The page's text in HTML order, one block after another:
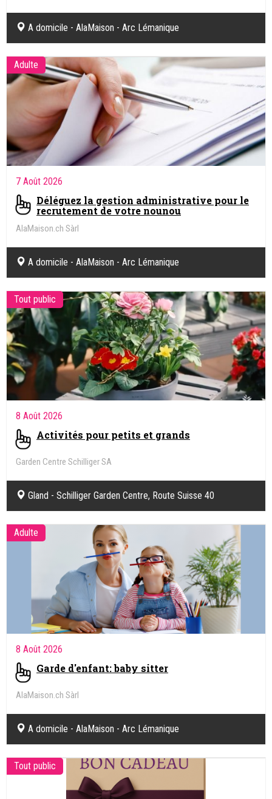
A domicile - AlaMaison - Arc Lémanique
Adulte
7 Août 2026
Déléguez la gestion administrative pour le
recrutement de votre nounou
AlaMaison.ch Sàrl
A domicile - AlaMaison - Arc Lémanique
Tout public
8 Août 2026
Activités pour petits et grands
Garden Centre Schilliger SA
Gland - Schilliger Garden Centre, Route Suisse 40
Adulte
8 Août 2026
Garde d'enfant: baby sitter
AlaMaison.ch Sàrl
A domicile - AlaMaison - Arc Lémanique
Tout public